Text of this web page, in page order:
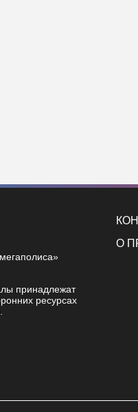
принадлежат
ресурсах
О